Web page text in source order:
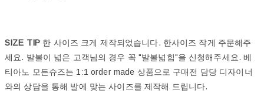
SIZE TIP 한 사이즈 크게 제작되었습니다. 한사이즈 작게 주문해주
세요. 발볼이 넓은 고객님의 경우 꼭 "발볼넓힘"을 신청해주세요. 베
티아노 모든슈즈는 1:1 order made 상품으로 구매전 담당 디자이너
와의 상담을 통해 발에 맞는 사이즈를 제작해 드립니다.